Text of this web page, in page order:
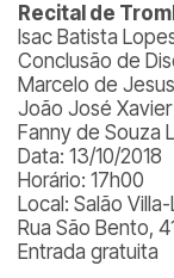
Recital de
Isac Batista
Conclusão de
Marcelo de
João José
Fanny de Souza
Data: 13/10/2018
Horário: 17h00
Local: Salão
Rua São Bento,
Entrada gratuita